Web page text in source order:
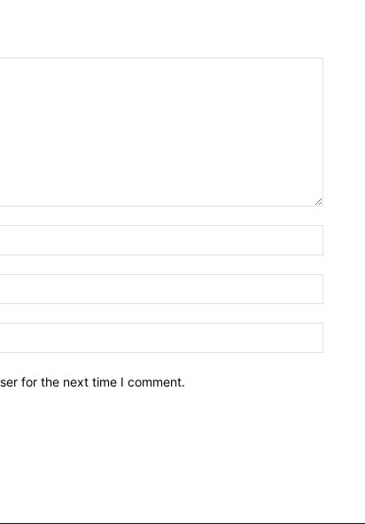
for the next time I comment.